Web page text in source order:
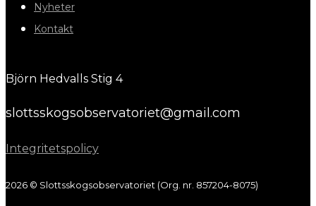
Nyheter
Kontakt
Björn Hedvalls Stig 4
slottsskogsobservatoriet@gmail.com
Integritetspolicy
2026 © Slottsskogsobservatoriet (Org. nr. 857204-8075)